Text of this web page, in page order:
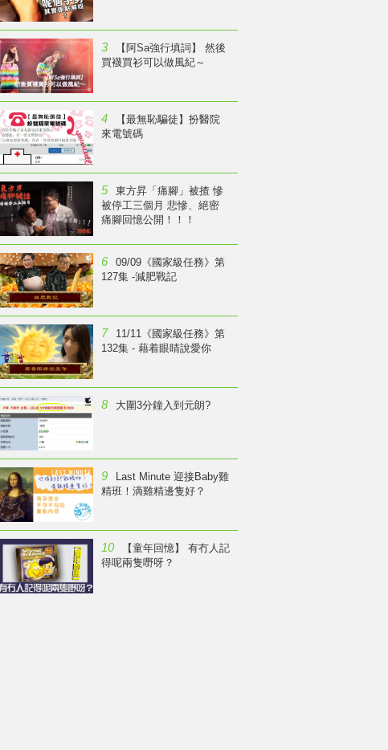
3
【阿Sa強行填詞】 然後
買襪買衫可以做風紀～
4
【最無恥騙徒】扮醫院
來電號碼
5
東方昇「痛腳」被揸 慘
被停工三個月 悲慘、絕密
痛腳回憶公開！！！
6
09/09《國家級任務》第
127集 -減肥戰記
7
11/11《國家級任務》第
132集 - 藉着眼睛說愛你
8 大圍3分鐘入到元朗?
9
Last Minute 迎接Baby雞
精班！滴雞精邊隻好？
10
【童年回憶】 有冇人記
得呢兩隻嘢呀？